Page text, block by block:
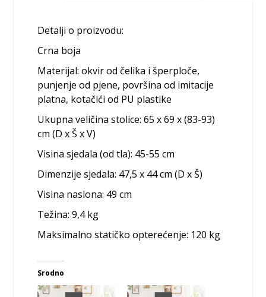
Detalji o proizvodu:
Crna boja
Materijal: okvir od čelika i šperploče,
punjenje od pjene, površina od imitacije
platna, kotačići od PU plastike
Ukupna veličina stolice: 65 x 69 x (83-93)
cm (D x Š x V)
Visina sjedala (od tla): 45-55 cm
Dimenzije sjedala: 47,5 x 44 cm (D x Š)
Visina naslona: 49 cm
Težina: 9,4 kg
Maksimalno statičko opterećenje: 120 kg
Srodno